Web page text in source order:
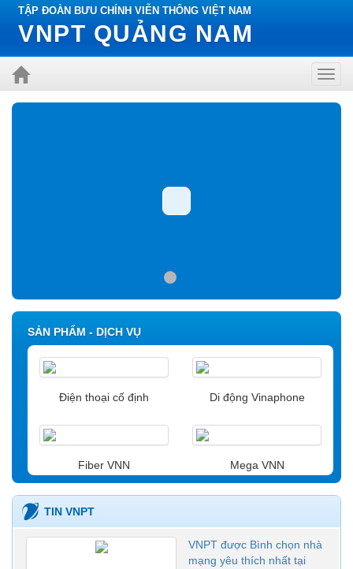
TẬP ĐOÀN BƯU CHÍNH VIỄN THÔNG VIỆT NAM
VNPT QUẢNG NAM
SẢN PHẨM - DỊCH VỤ
Điện thoại cố định Di động Vinaphone
Fiber VNN Mega VNN
TIN VNPT
VNPT được Bình chọn nhà
mạng yêu thích nhất tại